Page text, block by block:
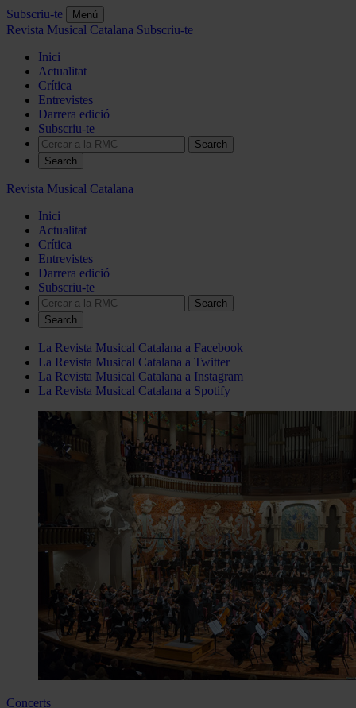
Subscriu-te Menú
Revista Musical Catalana Subscriu-te
Inici
Actualitat
Crítica
Entrevistes
Darrera edició
Subscriu-te
Search
Revista Musical Catalana
Inici
Actualitat
Crítica
Entrevistes
Darrera edició
Subscriu-te
Search
La Revista Musical Catalana a Facebook
La Revista Musical Catalana a Twitter
La Revista Musical Catalana a Instagram
La Revista Musical Catalana a Spotify
Concerts